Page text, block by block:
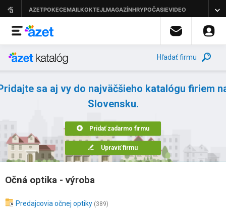
Hľadať firmu
sa aj vy do najväčšieho katalógu firiem
Slovensku.
Pridať zadarmo firmu
Upraviť firmu
Očná optika - výroba
Predajcovia očnej optiky (389)